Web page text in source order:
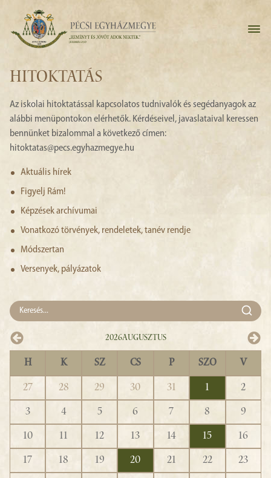
HITOKTATÁS
Az iskolai hitoktatással kapcsolatos tudnivalók és segédanyagok az
alábbi menüpontokon elérhetők. Kérdéseivel, javaslataival keressen
bennünket bizalommal a következő címen:
hitoktatas@pecs.egyhazmegye.hu
Aktuális hírek
Figyelj Rám!
Képzések archívumai
Vonatkozó törvények, rendeletek, tanév rendje
Módszertan
Versenyek, pályázatok
2026Augusztus
H K SZ CS P SZO V
27 28 29 30 31 1
2
3
4 5 6 7 8
9
10
11 12 13 14 15
16
17
18 19 20 21 22
23